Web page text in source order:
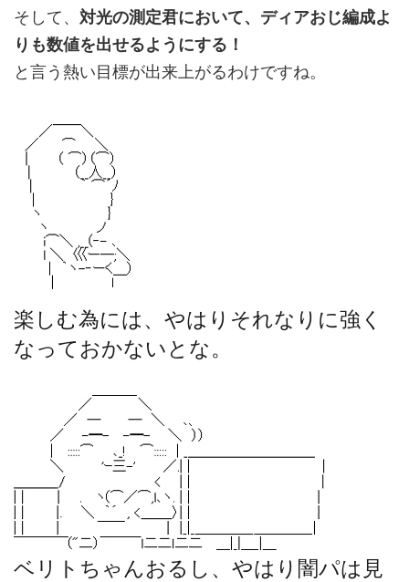
そして、 対光の測定君において、ディアおじ編成よ
りも数値を出せるようにする！
と言う熱い目標が出来上がるわけですね。
楽しむ為には、やはりそれなりに強く
なっておかないとな。
ベリトちゃんおるし、やはり闇パは見